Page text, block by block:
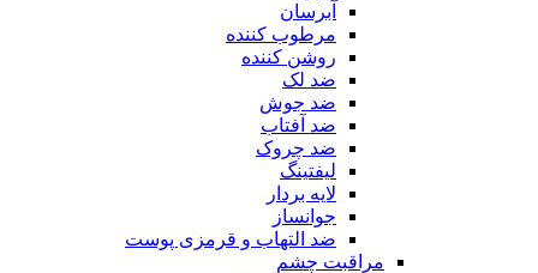
آبرسان
مرطوب کننده
روشن کننده
ضد لک
ضد جوش
ضد آفتاب
ضد چروک
لیفتینگ
لایه بردار
جوانساز
ضد التهاب و قرمزی پوست
مراقبت چشم